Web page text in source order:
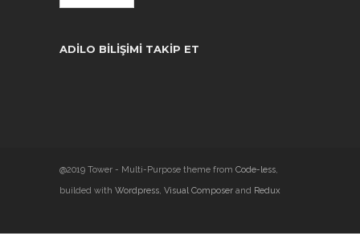
ADILO BILIŞIMI TAKIP ET
@2019 Tower - Multi-Purpose theme from Code-less,
builded with Wordpress, Visual Composer and Redux